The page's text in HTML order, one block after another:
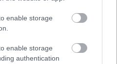
enable storage
enable storage
authentication